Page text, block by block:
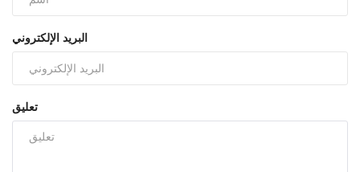
البريد الإلكتروني
تعليق